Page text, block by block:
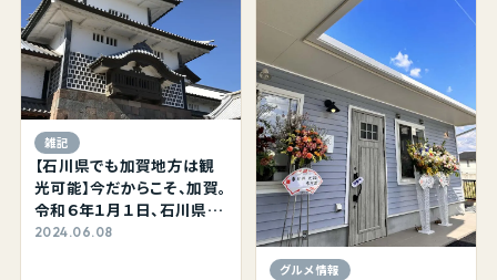
雑記
【石川県でも加賀地方は観
光可能】今だからこそ、加賀。
令和６年１月１日、石川県・
能登半島地震において被災
2024.06.08
グルメ情報